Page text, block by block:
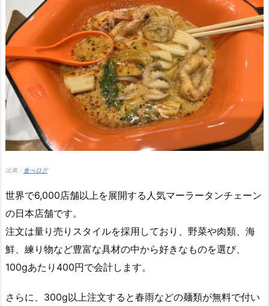
出典： 食べログ
世界で6,000店舗以上を展開する人気マーラータンチェーン
の日本店舗です。
注文は量り売りスタイルを採用しており、野菜や肉類、海
鮮、練り物など豊富な具材の中から好きなものを選び、
100gあたり400円で会計します。
さらに、300g以上注文すると春雨などの麺類が無料で付い